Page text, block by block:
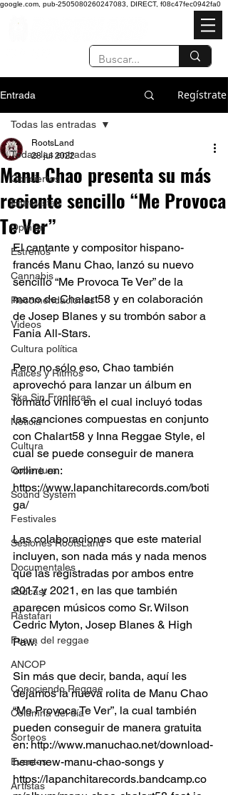
google.com, pub-2505080260247083, DIRECT, f08c47fec0942fa0
Entrada Regístrate
Todas las entradas
Conciertos
Entrevistas
Opinión
Estrenos
Cannabis
Recomendaciones
Videos
Cultura política
Raíces y Ritmos
Ska Sin Fronteras
Noticia
Cultura
Cobertura
Sound System
Festivales
Sesiones RootsLand
Documentales
Podcast
Rastafari
Fuera del reggae
ANCOP
Conociendo Reggae
Columna del día
Sorteos
Eventos
Artistas
Todas las entradas
Manu Chao presenta su más
reciente sencillo “Me Provoca
Te Ver”
RootsLand
28 jul 2022
El cantante y compositor hispano-
francés Manu Chao, lanzó su nuevo
sencillo “Me Provoca Te Ver” de la
mano de Chalart58 y en colaboración
de Josep Blanes y su trombón sabor a
Fania All-Stars.
Pero no sólo eso, Chao también
aprovechó para lanzar un álbum en
formato vinilo en el cual incluyó todas
las canciones compuestas en conjunto
con Chalart58 y Inna Reggae Style, el
cual se puede conseguir de manera
online en:
https://www.lapanchitarecords.com/boti
ga/
Las colaboraciones que este material
incluyen, son nada más y nada menos
que las registradas por ambos entre
2017 y 2021, en las que también
aparecen músicos como Sr. Wilson
Cedric Myton, Josep Blanes & High
Paw.
Sin más que decir, banda, aquí les
dejamos la nueva rolita de Manu Chao
“Me Provoca Te Ver”, la cual también
pueden conseguir de manera gratuita
en: http://www.manuchao.net/download-
here-new-manu-chao-songs y
https://lapanchitarecords.bandcamp.co